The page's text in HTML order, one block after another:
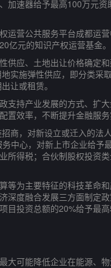
速器给予最高100万元资
营公共服务平台成都运
亿元的知识产权运营基金。
应、土地出让价格确定
实施弹性供应，即分类
让或租赁。
持产业发展的方式、扩
效率，不断提升金融服务
，对新设立或迁入的法
中心，对新上市企业给
得税；合伙制股权投资
为主要特征的科技革命
度融合发展三方面制定
投资总额的20%给予最高
能降低企业在能源、物